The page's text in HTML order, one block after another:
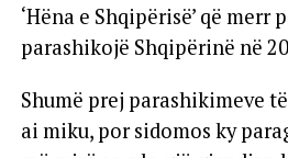
‘Hëna e Shqipërisë’ që merr
parashikojë Shqipërinë në
Shumë prej parashikimeve
ai miku, por sidomos ky